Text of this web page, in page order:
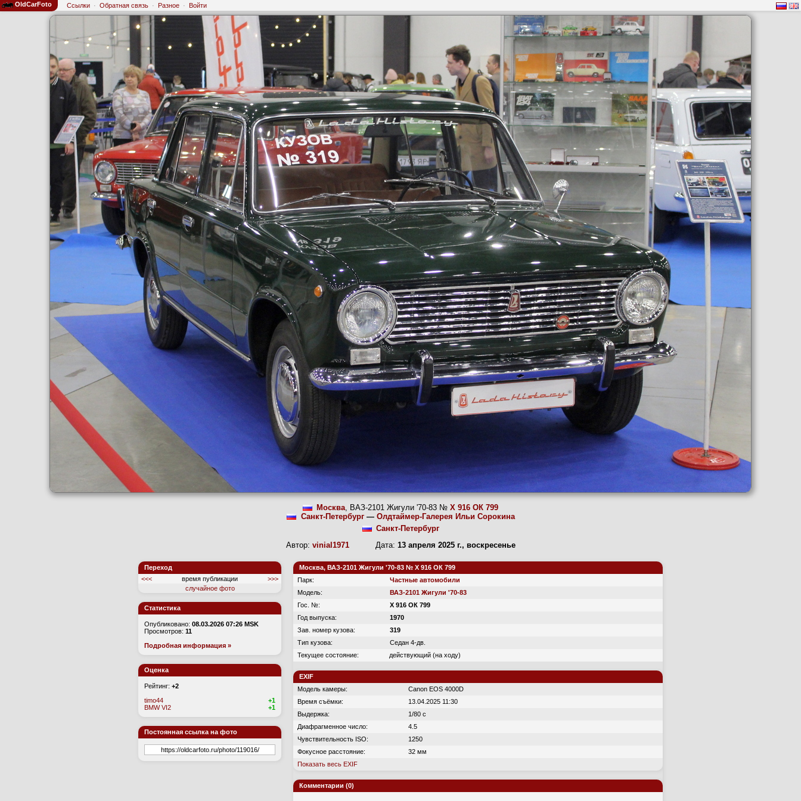
OldCarFoto Ссылки · Обратная связь · Разное · Войти
Москва, ВАЗ-2101 Жигули '70-83 № Х 916 ОК 799
Санкт-Петербург— Олдтаймер-Галерея Ильи Сорокина
Санкт-Петербург
Автор: vinial1971Дата: 13 апреля 2025 г., воскресенье
Переход
<<<
время публикации
>>>
случайное фото
Статистика
Опубликовано: 08.03.2026 07:26 MSK
Просмотров: 11
Подробная информация »
Оценка
Рейтинг: +2
timo44
+1
BMW VI2
+1
Постоянная ссылка на фото
Москва, ВАЗ-2101 Жигули '70-83 № Х 916 ОК 799
Парк:
Частные автомобили
Модель:
ВАЗ-2101 Жигули '70-83
Гос. №:
Х 916 ОК 799
Год выпуска:
1970
Зав. номер кузова:
319
Тип кузова:
Седан 4-дв.
Текущее состояние:
действующий (на ходу)
EXIF
Модель камеры:
Canon EOS 4000D
Время съёмки:
13.04.2025 11:30
Выдержка:
1/80 с
Диафрагменное число:
4.5
Чувствительность ISO:
1250
Фокусное расстояние:
32 мм
Показать весь EXIF
Комментарии (0)